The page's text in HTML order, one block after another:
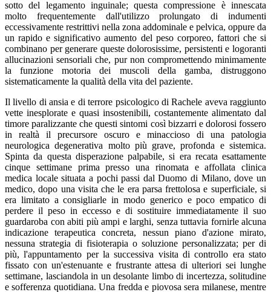
sotto del legamento inguinale; questa compressione è innescata
molto frequentemente dall'utilizzo prolungato di indumenti
eccessivamente restrittivi nella zona addominale e pelvica, oppure da
un rapido e significativo aumento del peso corporeo, fattori che si
combinano per generare queste dolorosissime, persistenti e logoranti
allucinazioni sensoriali che, pur non compromettendo minimamente
la funzione motoria dei muscoli della gamba, distruggono
sistematicamente la qualità della vita del paziente.
Il livello di ansia e di terrore psicologico di Rachele aveva raggiunto
vette inesplorate e quasi insostenibili, costantemente alimentato dal
timore paralizzante che questi sintomi così bizzarri e dolorosi fossero
in realtà il precursore oscuro e minaccioso di una patologia
neurologica degenerativa molto più grave, profonda e sistemica.
Spinta da questa disperazione palpabile, si era recata esattamente
cinque settimane prima presso una rinomata e affollata clinica
medica locale situata a pochi passi dal Duomo di Milano, dove un
medico, dopo una visita che le era parsa frettolosa e superficiale, si
era limitato a consigliarle in modo generico e poco empatico di
perdere il peso in eccesso e di sostituire immediatamente il suo
guardaroba con abiti più ampi e larghi, senza tuttavia fornirle alcuna
indicazione terapeutica concreta, nessun piano d'azione mirato,
nessuna strategia di fisioterapia o soluzione personalizzata; per di
più, l'appuntamento per la successiva visita di controllo era stato
fissato con un'estenuante e frustrante attesa di ulteriori sei lunghe
settimane, lasciandola in un desolante limbo di incertezza, solitudine
e sofferenza quotidiana. Una fredda e piovosa sera milanese, mentre